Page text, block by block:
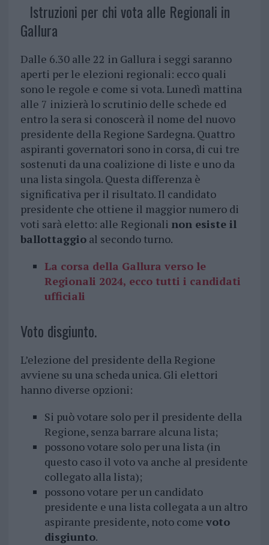
Istruzioni per chi vota alle Regionali in
Gallura
Dalle 6.30 alle 22 in Gallura i seggi saranno
aperti per le elezioni regionali: ecco quali
sono le regole e come si vota. Lunedì mattina
alle 7 inizierà lo scrutinio delle schede ed
entro la sera si conoscerà il nome del nuovo
presidente della Regione Sardegna. Quattro
aspiranti governatori sono in corsa, di cui tre
sostenuti da una coalizione di liste e uno da
una lista singola. Questa differenza è
significativa per il risultato. Il candidato
presidente che ottiene il maggior numero di
voti sarà eletto: alle Regionali non esiste il
ballottaggioal secondo turno.
La corsa della Gallura verso le
Regionali 2024, ecco tutti i candidati
ufficiali
Voto disgiunto.
L’elezione del presidente della Regione
avviene su una scheda unica. Gli elettori
hanno diverse opzioni:
Si può votare solo per il presidente della
Regione, senza barrare alcuna lista;
possono votare solo per una lista (in
questo caso il voto va anche al presidente
collegato alla lista);
possono votare per un candidato
presidente e una lista collegata a un altro
aspirante presidente, noto come voto
disgiunto.